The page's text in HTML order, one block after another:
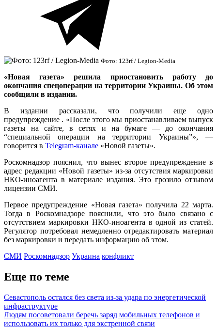
Фото: 123rf / Legion-Media
«Новая газета» решила приостановить работу до
окончания спецоперации на территории Украины. Об этом
сообщили в издании.
В издании рассказали, что получили еще одно
предупреждение . «После этого мы приостанавливаем выпуск
газеты на сайте, в сетях и на бумаге — до окончания
“специальной операции на территории Украины”», —
говорится в Telegram-канале «Новой газеты».
Роскомнадзор пояснил, что вынес второе предупреждение в
адрес редакции «Новой газеты» из-за отсутствия маркировки
НКО-иноагента в материале издания. Это грозило отзывом
лицензии СМИ.
Первое предупреждение «Новая газета» получила 22 марта.
Тогда в Роскомнадзоре пояснили, что это было связано с
отсутствием маркировки НКО-иноагента в одной из статей.
Регулятор потребовал немедленно отредактировать материал
без маркировки и передать информацию об этом.
СМИ Роскомнадзор Украина конфликт
Еще по теме
Севастополь остался без света из-за удара по энергетической
инфраструктуре
Людям посоветовали беречь заряд мобильных телефонов и
использовать их только для экстренной связи